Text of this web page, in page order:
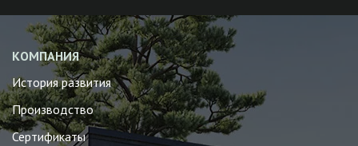
КОМПАНИЯ
История развития
Производство
Сертификаты